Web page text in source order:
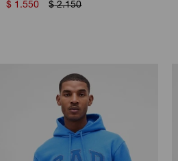
$ 1.550 $ 2.150